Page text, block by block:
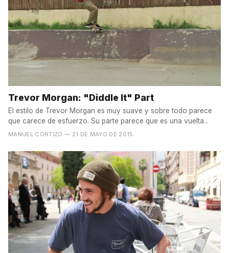
Trevor Morgan: "Diddle It" Part
El estilo de Trevor Morgan es muy suave y sobre todo parece
que carece de esfuerzo. Su parte parece que es una vuelta...
MANUEL CORTIZO — 21 DE MAYO DE 2015